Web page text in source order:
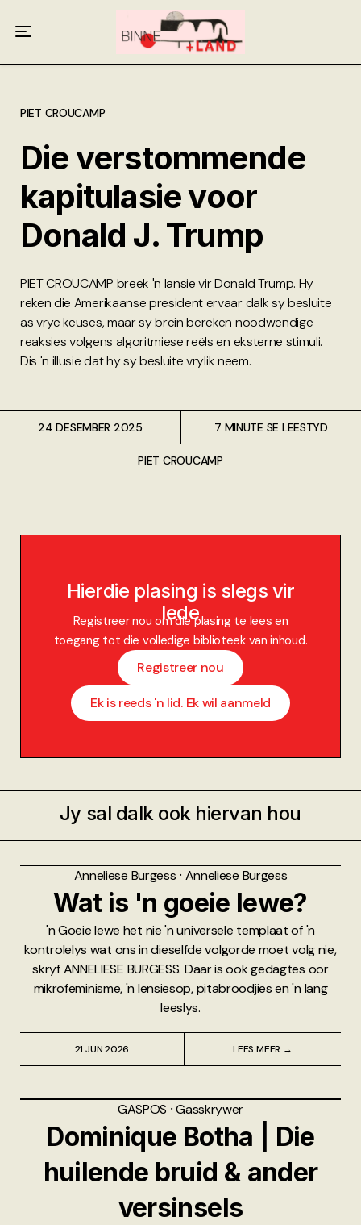
PIET CROUCAMP
Die verstommende
kapitulasie voor
Donald J. Trump
PIET CROUCAMP breek 'n lansie vir Donald Trump. Hy
reken die Amerikaanse president ervaar dalk sy besluite
as vrye keuses, maar sy brein bereken noodwendige
reaksies volgens algoritmiese reëls en eksterne stimuli.
Dis 'n illusie dat hy sy besluite vrylik neem.
24 DESEMBER 2025
PIET CROUCAMP
7 MINUTE SE LEESTYD
Hierdie plasing is slegs vir
lede
Registreer nou om die plasing te lees en
toegang tot die volledige biblioteek van inhoud.
Registreer nou
Ek is reeds 'n lid. Ek wil aanmeld
Jy sal dalk ook hiervan hou
Anneliese Burgess ⸱ Anneliese Burgess
Wat is 'n goeie lewe?
'n Goeie lewe het nie 'n universele templaat of 'n
kontrolelys wat ons in dieselfde volgorde moet volg nie,
skryf ANNELIESE BURGESS. Daar is ook gedagtes oor
mikrofeminisme, 'n lensiesop, pitabroodjies en 'n lang
leeslys.
21 JUN 2026 LEES MEER →
GASPOS ⸱Gasskrywer
Dominique Botha | Die
huilende bruid & ander
versinsels
Meer oor ons
Anneliese Burgess
Ali van Wyk
Piet Croucamp
Willem Kempen
Gas + Poste
Kop + Knoper